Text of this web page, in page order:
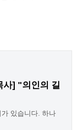
사] "의인의 길
있습니다. 하나